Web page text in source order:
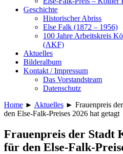
Geschichte
Historischer Abriss
Else Falk (1872 – 1956)
100 Jahre Arbeitskreis
(AKF)
Aktuelles
Bilderalbum
Kontakt / Impressum
Das Vorstandsteam
Datenschutz
Home ► Aktuelles ► Frauenpreis
den Else-Falk-Preises 2026 hat getagt
Frauenpreis der Stadt
für den Else-Falk-